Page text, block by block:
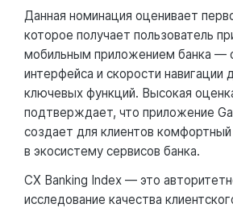
Данная номинация оценивает
которое получает пользователь
мобильным приложением банка —
интерфейса и скорости навигации
ключевых функций. Высокая
подтверждает, что приложение
создает для клиентов
в экосистему сервисов банка.
CX Banking Index — это
исследование качества